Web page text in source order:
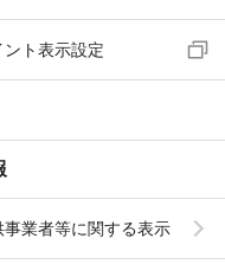
ント表示設定
事業者等に関する表示